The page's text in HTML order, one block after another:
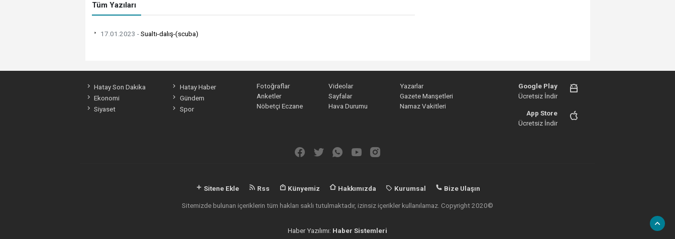
Tüm Yazıları
17.01.2023 -Sualtı-dalış-(scuba)
Hatay Son Dakika
Hatay Haber
Ekonomi
Gündem
Siyaset
Spor
Fotoğraflar Videolar
Yazarlar
Anketler
Sayfalar
Gazete Manşetleri
Nöbetçi Eczane
Hava Durumu Namaz Vakitleri
Google Play
Ücretsiz İndir
App Store
Ücretsiz İndir
Sitene Ekle Rss Künyemiz Hakkımızda Kurumsal Bize Ulaşın
Sitemizde bulunan içeriklerin tüm hakları saklı tutulmaktadır, izinsiz içerikler kullanılamaz. Copyright 2020©
Haber Yazılımı: Haber Sistemleri